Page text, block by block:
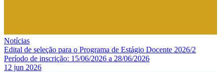
Notícias
Edital de seleção para o Programa de Estágio Docente 2026/2
Período de inscrição: 15/06/2026 a 28/06/2026
12 jun 2026